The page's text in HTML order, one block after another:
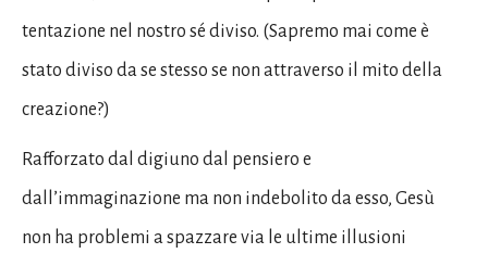
tentazione nel nostro sé diviso. (Sapremo mai come è
stato diviso da se stesso se non attraverso il mito della
creazione?)
Rafforzato dal digiuno dal pensiero e
dall’immaginazione ma non indebolito da esso, Gesù
non ha problemi a spazzare via le ultime illusioni